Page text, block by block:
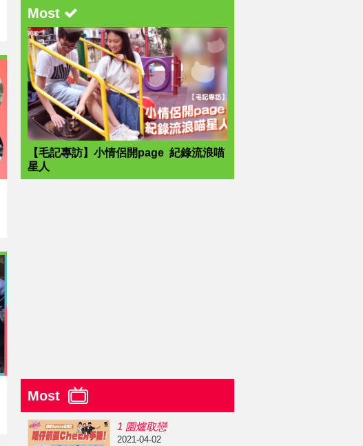
Most
【毛記專訪】小情侶開page 紀錄流浪喵
星人
Most
1 圍爐取戀
2021-04-02